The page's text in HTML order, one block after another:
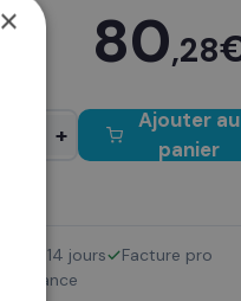
80,28
+
Ajouter au
panier
Retour 14 jours
Facture pro
SAV France
×